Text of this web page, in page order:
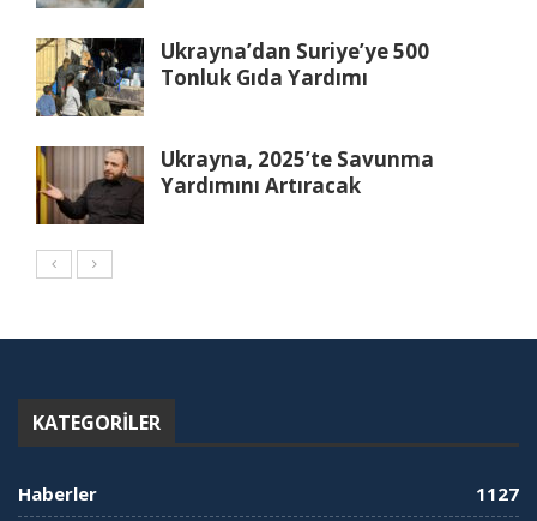
Ukrayna’dan Suriye’ye 500
Tonluk Gıda Yardımı
Ukrayna, 2025’te Savunma
Yardımını Artıracak
KATEGORILER
Haberler
1127